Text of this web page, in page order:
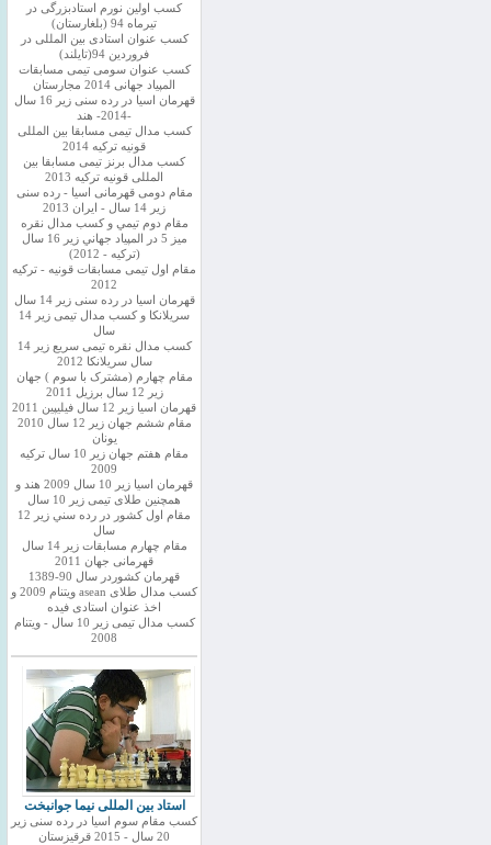
کسب اولین نورم استادبزرگی در
تیرماه 94 (بلغارستان)
کسب عنوان استادی بین المللی در
فروردین 94(تایلند)
کسب عنوان سومی تیمی مسابقات
المپیاد جهانی 2014 مجارستان
قهرمان اسیا در رده سنی زیر 16 سال
-2014- هند
کسب مدال تیمی مسابقا بین المللی
قونیه ترکیه 2014
کسب مدال برنز تیمی مسابقا بین
المللی قونیه ترکیه 2013
مقام دومی قهرمانی اسیا - رده سنی
زیر 14 سال - ایران 2013
مقام دوم تيمي و كسب مدال نقره
ميز 5 در المپياد جهاني زير 16 سال
(تركيه - 2012)
مقام اول تیمی مسابقات قونیه - ترکیه
2012
قهرمان اسیا در رده سنی زیر 14 سال
سريلانكا و کسب مدال تیمی زیر 14
سال
کسب مدال نقره تیمی سریع زیر 14
سال سریلانکا 2012
مقام چهارم (مشترک با سوم ) جهان
زیر 12 سال برزیل 2011
قهرمان اسيا زير 12 سال فیلیپین 2011
مقام ششم جهان زیر 12 سال 2010
یونان
مقام هفتم جهان زیر 10 سال ترکیه
2009
قهرمان اسيا زیر 10 سال 2009 هند و
همچنین طلای تیمی زیر 10 سال
مقام اول كشور در رده سني زير 12
سال
مقام چهارم مسابقات زیر 14 سال
قهرمانی جهان 2011
قهرمان کشوردر سال 90-1389
کسب مدال طلای asean ویتنام 2009 و
اخذ عنوان استادی فیده
کسب مدال تیمی زیر 10 سال - ویتنام
2008
استاد بین المللی نیما جوانبخت
کسب مقام سوم اسیا در رده سنی زیر
20 سال - 2015 قرقیزستان